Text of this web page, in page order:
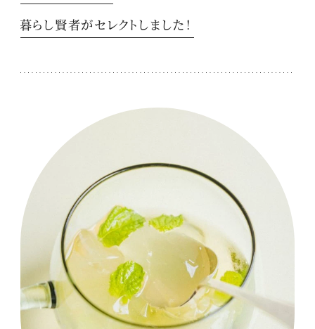
暮らし賢者がセレクトしました！